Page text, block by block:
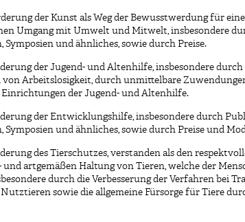
der Kunst als Weg der Bewusstwerdung für
Umgang mit Umwelt und Mitwelt, insbesondere
Symposien und ähnliches, sowie durch Preise.
der Jugend- und Altenhilfe, insbesondere
Arbeitslosigkeit, durch unmittelbare
der Jugend- und Altenhilfe.
der Entwicklungshilfe, insbesondere durch
Symposien und ähnliches, sowie durch Preise und
des Tierschutzes, verstanden als den
und artgemäßen Haltung von Tieren, welche der
durch die Verbesserung der Verfahren bei
sowie die allgemeine Fürsorge für Tiere